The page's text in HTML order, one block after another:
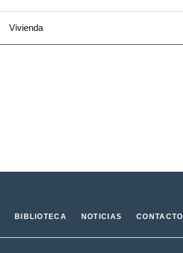
Vivienda
BIBLIOTECA NOTICIAS CONTACTO